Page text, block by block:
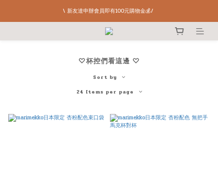
\ 新友達申辦會員即有100元購物金💰/
♡杯控們看這邊 ♡
Sort by
24 Items per page